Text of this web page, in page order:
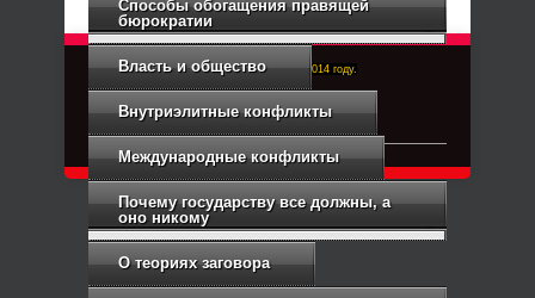
Способы обогащения правящей
бюрократии
Власть и общество
Внутриэлитные конфликты
Международные конфликты
Почему государству все должны, а
оно никому
О теориях заговора
Right-Dexter-ПРАВЫЙ ФРОНТ. Основан в 2014 году.
Связь с администрацией